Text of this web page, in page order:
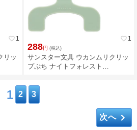
favorite_border 1
リッ
favorite_border 1
288円 (税込)
サンスター文具 ウカンムリクリッ
プぷち ナイトフォレスト
1 2 3
次へkeyboard_arrow_right